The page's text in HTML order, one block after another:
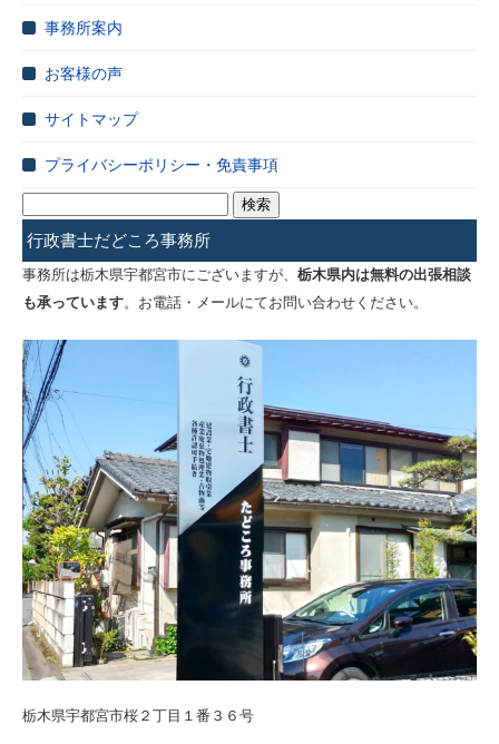
事務所案内
お客様の声
サイトマップ
プライバシーポリシー・免責事項
索:
行政書士だどころ事務所
事務所は栃木県宇都宮市にございますが、 栃木県内は無料の出張相談
も承っています。お電話・メールにてお問い合わせください。
栃木県宇都宮市桜２丁目１番３６号